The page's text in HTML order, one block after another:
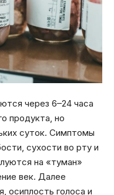
через 6–24 часа
продукта, но
суток. Симптомы
сухости во рту и
на «туман»
век. Далее
осиплость голоса и